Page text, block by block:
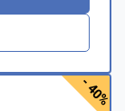
- 40%